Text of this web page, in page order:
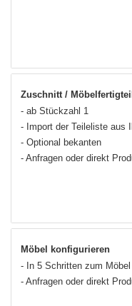
Zuschnitt /
- ab Stückzahl 1
- Import der Teileliste aus
- Optional bekanten
- Anfragen oder direkt
Möbel konfigurieren
- In 5 Schritten zum Möbel
- Anfragen oder direkt